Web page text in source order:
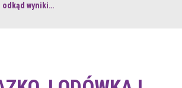
odkąd wyniki…